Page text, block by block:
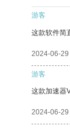
游客
这款软件简
2024-06-29
游客
这款加速器
2024-06-29